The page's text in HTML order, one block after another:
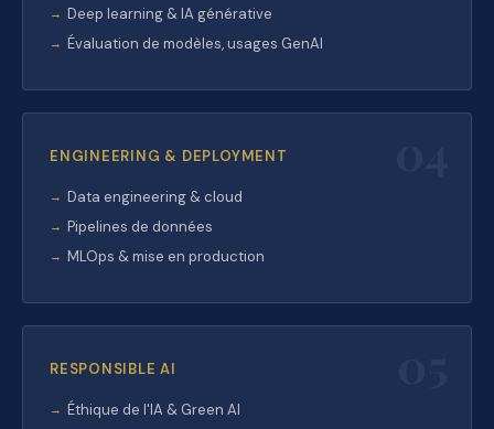
Deep learning & IA générative
Évaluation de modèles, usages GenAI
ENGINEERING & DEPLOYMENT
Data engineering & cloud
Pipelines de données
MLOps & mise en production
RESPONSIBLE AI
Éthique de l'IA & Green AI